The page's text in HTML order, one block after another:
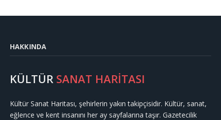
HAKKINDA
KÜLTÜR SANAT HARİTASI
Kültür Sanat Haritası, şehirlerin yakın takipçisidir. Kültür, sanat,
eğlence ve kent insanını her ay sayfalarına taşır. Gazetecilik